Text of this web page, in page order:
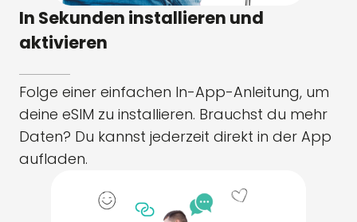
In Sekunden installieren und
aktivieren
Folge einer einfachen In-App-Anleitung, um
deine eSIM zu installieren. Brauchst du mehr
Daten? Du kannst jederzeit direkt in der App
aufladen.